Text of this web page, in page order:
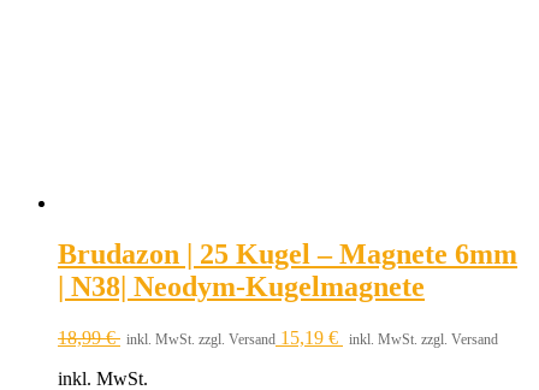
Brudazon | 25 Kugel – Magnete 6mm
| N38| Neodym-Kugelmagnete
18,99€ inkl. MwSt. zzgl. Versand 15,19 € inkl. MwSt. zzgl. Versand
inkl. MwSt.